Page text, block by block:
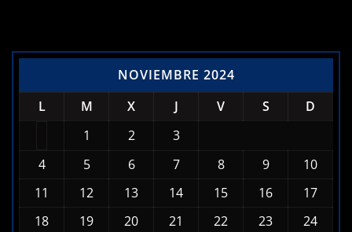
NOVIEMBRE 2024
L
M X J V S
D
1
2
3
4
5 6 7 8 9
10
11
12 13 14 15 16
17
18
19 20 21 22 23
24